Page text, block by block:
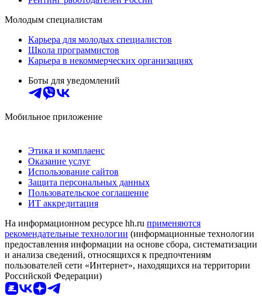
Молодым специалистам
Карьера для молодых специалистов
Школа программистов
Карьера в некоммерческих организациях
Боты для уведомлений
Мобильное приложение
Этика и комплаенс
Оказание услуг
Использование сайтов
Защита персональных данных
Пользовательское соглашение
ИТ аккредитация
На информационном ресурсе hh.ru применяются
рекомендательные технологии (информационные технологии
предоставления информации на основе сбора, систематизации
и анализа сведений, относящихся к предпочтениям
пользователей сети «Интернет», находящихся на территории
Российской Федерации)